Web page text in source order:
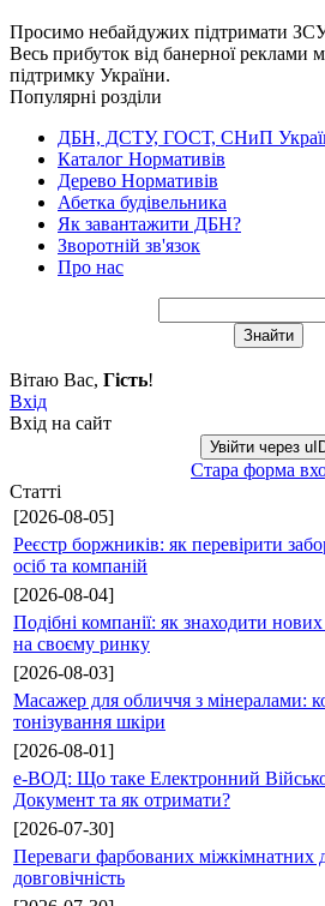
Просимо небайдужих підтримати
Весь прибуток від банерної реклами
підтримку України.
Популярні розділи
ДБН, ДСТУ, ГОСТ, СНиП
Каталог Нормативів
Дерево Нормативів
Абетка будівельника
Як завантажити ДБН?
Зворотній зв'язок
Про нас
Вітаю Вас, Гість!
Вхід
Вхід на сайт
Увійти через
Стара форма
Статті
[2026-08-05]
Реєстр боржників: як перевірити
осіб та компаній
[2026-08-04]
Подібні компанії: як знаходити нових
на своєму ринку
[2026-08-03]
Масажер для обличчя з мінералами:
тонізування шкіри
[2026-08-01]
е-ВОД: Що таке Електронний
Документ та як отримати?
[2026-07-30]
Переваги фарбованих міжкімнатних
довговічність